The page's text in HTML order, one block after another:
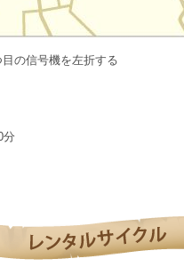
の信号機を左折する
分